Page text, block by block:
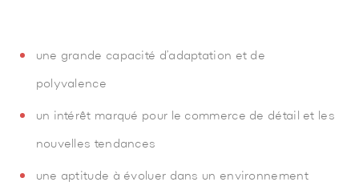
une grande capacité d’adaptation et de
polyvalence
un intérêt marqué pour le commerce de détail et les
nouvelles tendances
une aptitude à évoluer dans un environnement